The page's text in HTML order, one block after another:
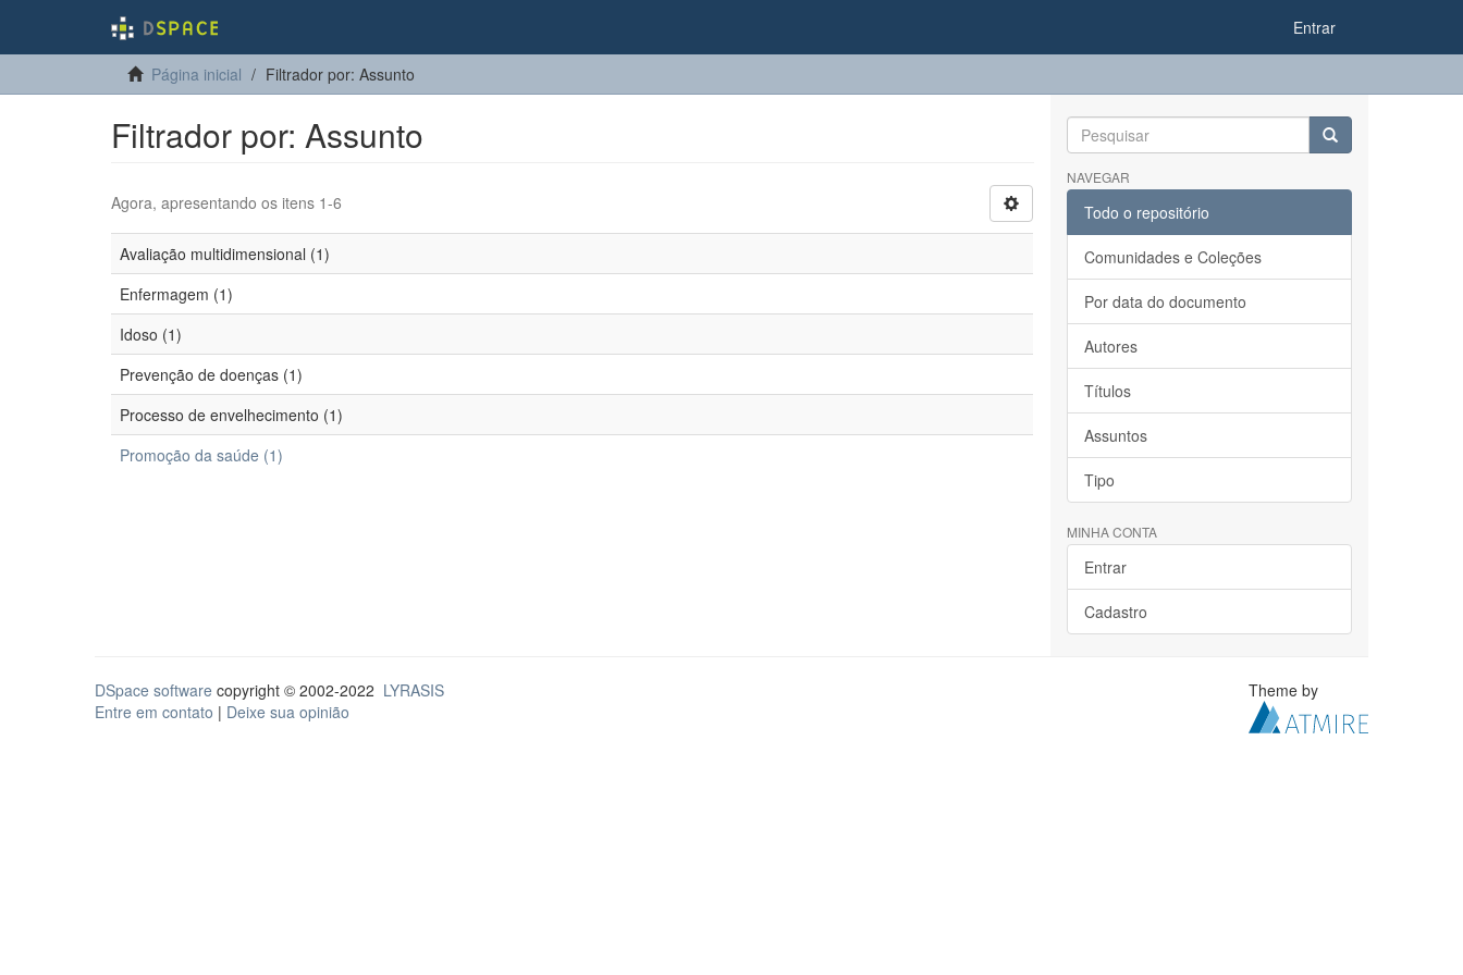
Entrar
Página inicial Filtrador por: Assunto
Filtrador por: Assunto
Agora, apresentando os itens 1-6
Avaliação multidimensional (1)
Enfermagem (1)
Idoso (1)
Prevenção de doenças (1)
Processo de envelhecimento (1)
Promoção da saúde (1)
NAVEGAR
Todo o repositório
Comunidades e Coleções
Por data do documento
Autores
Títulos
Assuntos
Tipo
MINHA CONTA
Entrar
Cadastro
DSpace software copyright © 2002-2022 LYRASIS
Entre em contato | Deixe sua opinião
Theme by